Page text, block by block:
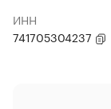
ИНН
741705304237